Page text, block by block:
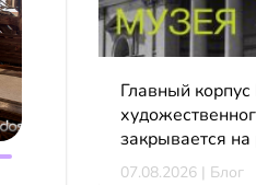
Главный
закрывается
07.08.2026 | Блог